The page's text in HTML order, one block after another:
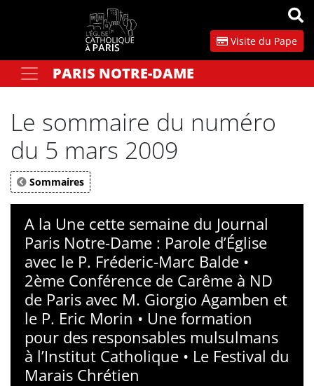
Visite du Pape
Votre recherchePARIS NOTRE-DAME
Le sommaire du numéro
du 5 mars 2009
Sommaires
A la Une cette semaine du Journal
Paris Notre-Dame : Parole d’Église
avec le P. Fréderic-Marc Balde •
2ème Conférence de Carême à ND
de Paris avec M. Giorgio Agamben et
le P. Eric Morin • Une formation
pour des responsables mulsulmans
à l’Institut Catholique • Le Festival du
Marais Chrétien
Panneau de gestion des cookies